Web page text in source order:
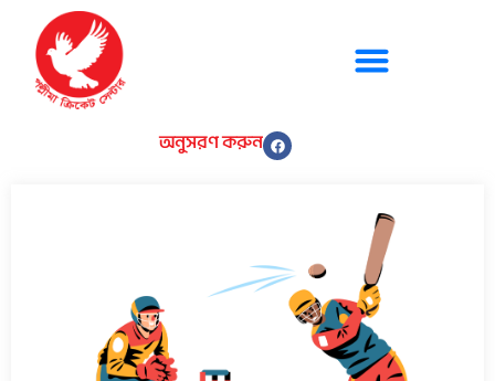
অনুসরণ করুন